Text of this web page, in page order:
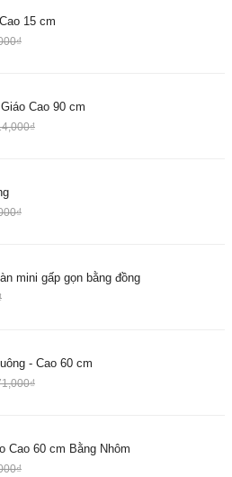
15 cm
₫
Bộ Bàn Thờ Công Giáo Cao 90 cm
₫
₫
mini gấp gọn bằng đồng
- Cao 60 cm
₫
Cao 60 cm Bằng Nhôm
₫